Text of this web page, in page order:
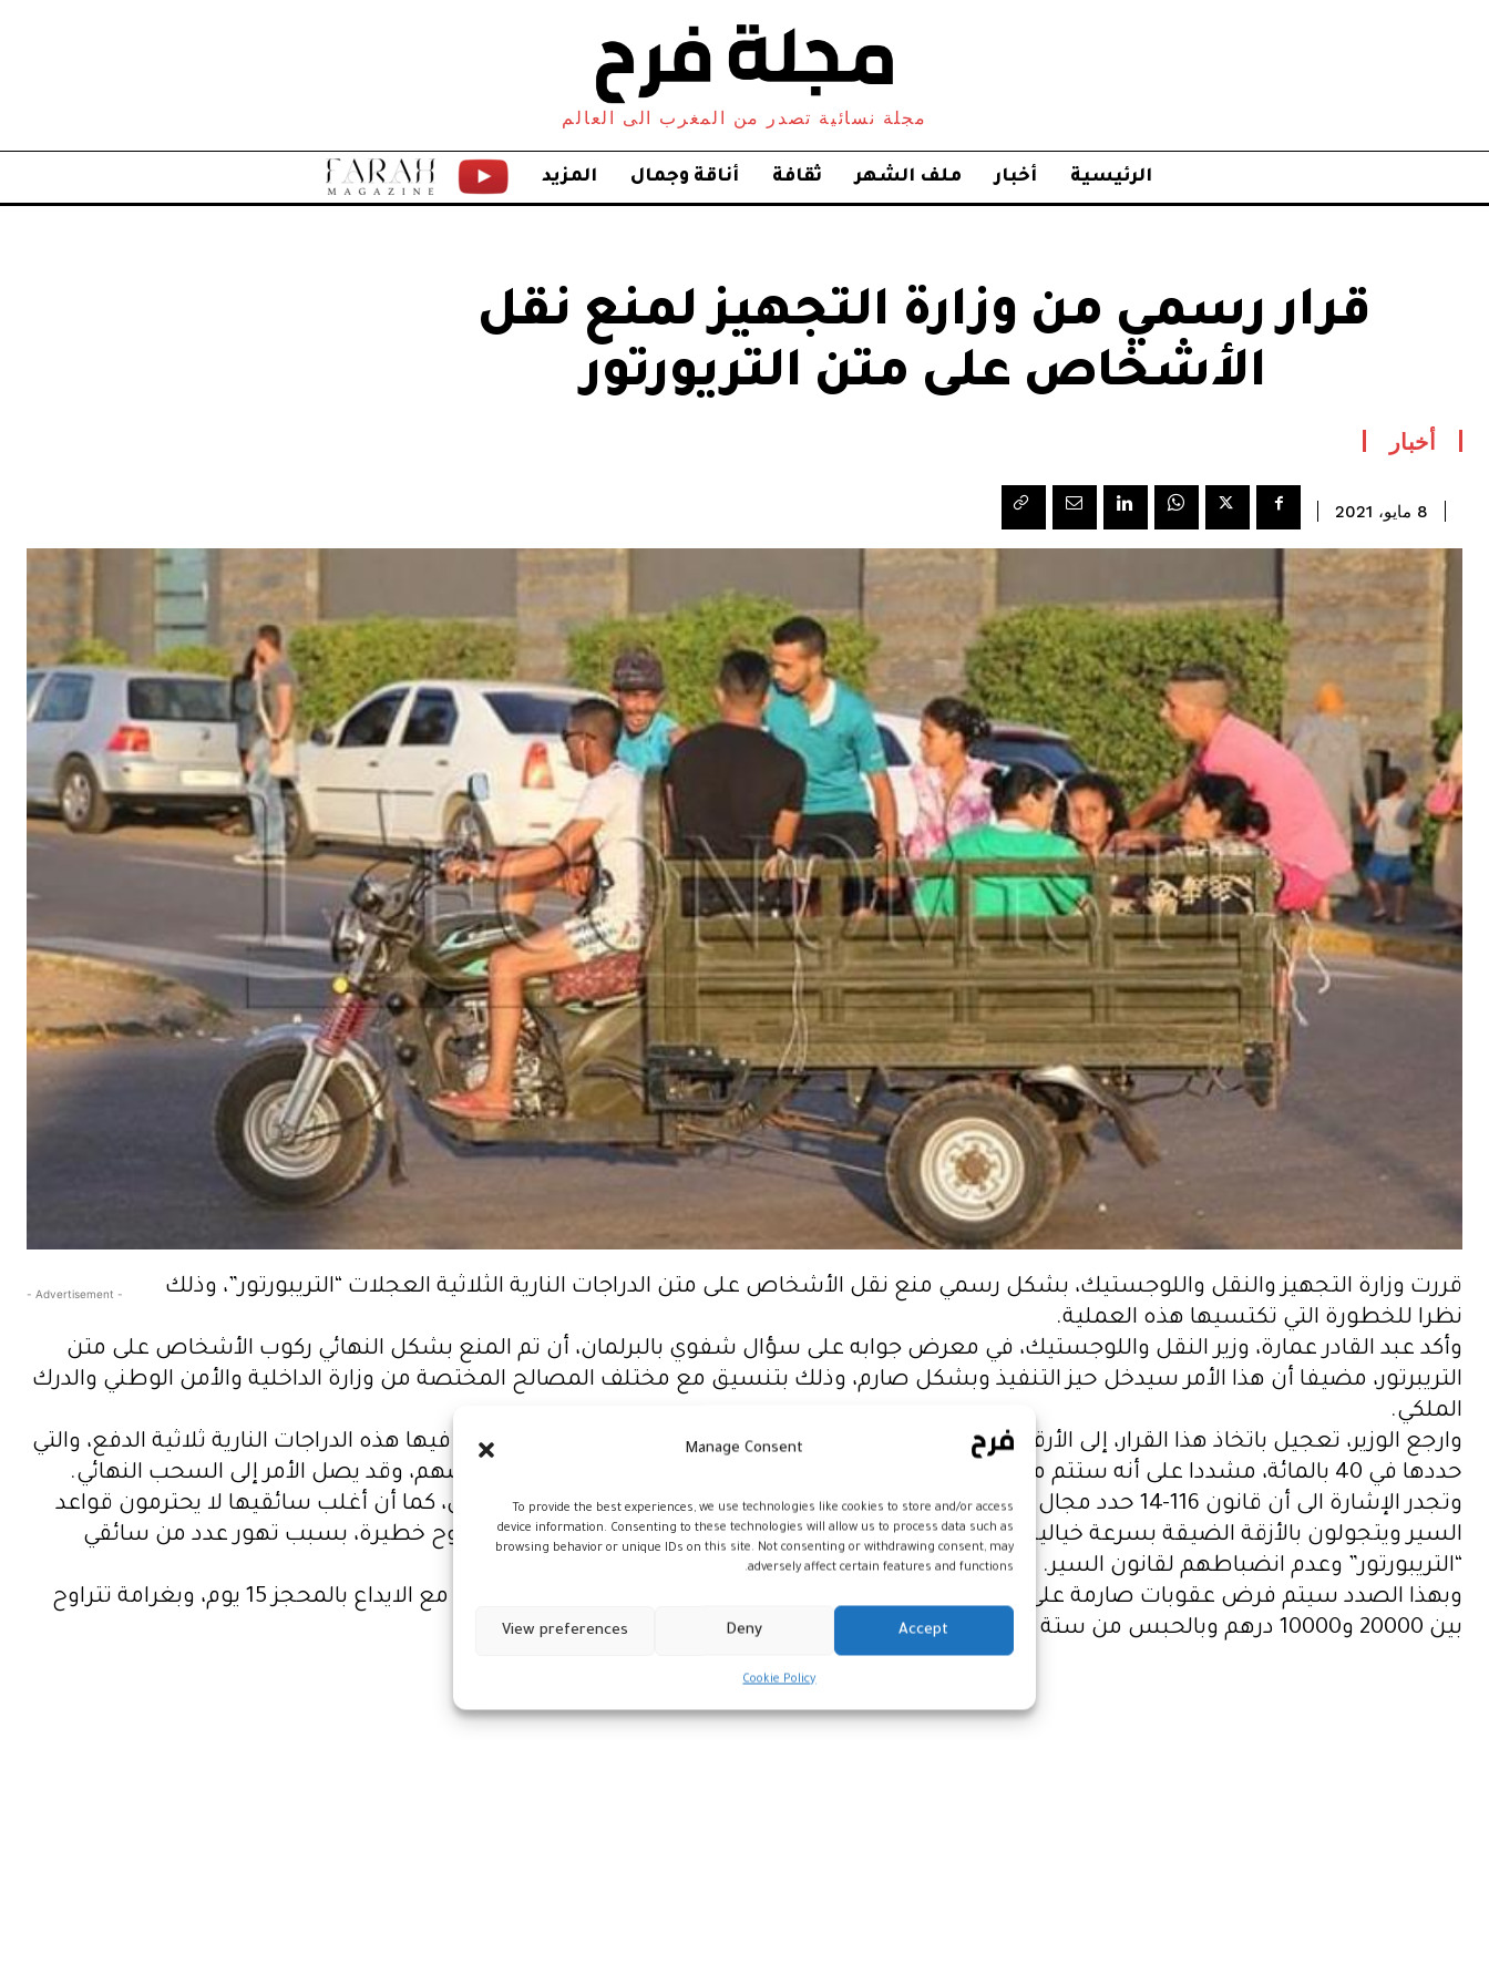
Manage Consent
To provide the best experiences, we use technologies like cookies to store and/or access
device information. Consenting to these technologies will allow us to process data such as
browsing behavior or unique IDs on this site. Not consenting or withdrawing consent, may
adversely affect certain features and functions.
Accept
Deny
View preferences
Cookie Policy
مجلة نسائية تصدر من المغرب الى العالم
الرئيسية أخبار ملف الشهر ثقافة أناقة وجمال المزيد
G
Z
I
قرار رسمي من وزارة التجهيز لمنع نقل
الأشخاص على متن التريورتور
أخبار
8 مايو، 2021
- Advertisement -
قررت وزارة التجهيز والنقل واللوجستيك، بشكل رسمي منع نقل الأشخاص على متن الدراجات النارية الثلاثية العجلات “التريبورتور”، وذلك
نظرا للخطورة التي تكتسيها هذه العملية.
وأكد عبد القادر عمارة، وزير النقل واللوجستيك، في معرض جوابه على سؤال شفوي بالبرلمان، أن تم المنع بشكل النهائي ركوب الأشخاص على متن
التريبرتور، مضيفا أن هذا الأمر سيدخل حيز التنفيذ وبشكل صارم، وذلك بتنسيق مع مختلف المصالح المختصة من وزارة الداخلية والأمن الوطني والدرك
الملكي.
وارجع الوزير، تعجيل باتخاذ هذا القرار، إلى الأرقام المهولة لحوادث السير الناتجة عن المخالفات التي تتسبب فيها هذه الدراجات النارية ثلاثية الدفع، والتي
حددها في 40 بالمائة، مشددا على أنه ستتم معاقبة المخالفين بغرامات مالية كبيرة، علاوة على سحب رخصهم، وقد يصل الأمر إلى السحب النهائي.
وتجدر الإشارة الى أن قانون 116-14 حدد مجال اشتغال وسائل النقل هذه في نقل البضائع وليس الأشخاص، كما أن أغلب سائقيها لا يحترمون قواعد
السير ويتجولون بالأزقة الضيقة بسرعة خيالية، مما أنتج مآسي خلفت إزهاق أرواح بريئة أو إصابة آخرين بجروح خطيرة، بسبب تهور عدد من سائقي
“التريبورتور” وعدم انضباطهم لقانون السير.
وبهذا الصدد سيتم فرض عقوبات صارمة على مخالفي القرار، حيث سيتم توقيف رخصة السياقة لـ 3 أشهر، مع الايداع بالمحجز 15 يوم، وبغرامة تتراوح
بين 20000 و10000 درهم وبالحبس من ستة أيام إلى ستة أشهر.